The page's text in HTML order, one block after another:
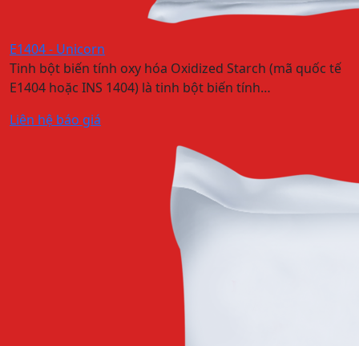
E1404 - Unicorn
Tinh bột biến tính oxy hóa Oxidized Starch (mã quốc tế
E1404 hoặc INS 1404) là tinh bột biến tính…
Liên hệ báo giá